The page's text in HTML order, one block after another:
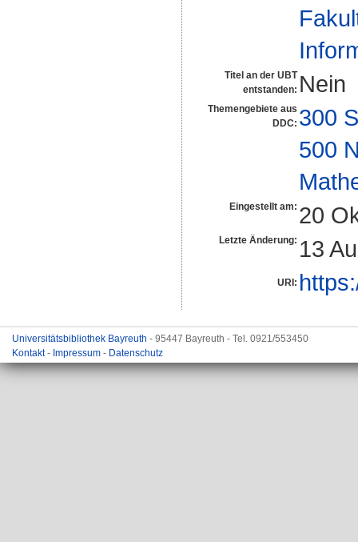
Titel an der UBT
entstanden: Nein
Themengebiete aus
DDC: 300
500
Eingestellt am: 20
Letzte Änderung: 13
URI:
Universitätsbibliothek Bayreuth - 95447 Bayreuth - Tel. 0921/553450
Kontakt- Impressum - Datenschutz